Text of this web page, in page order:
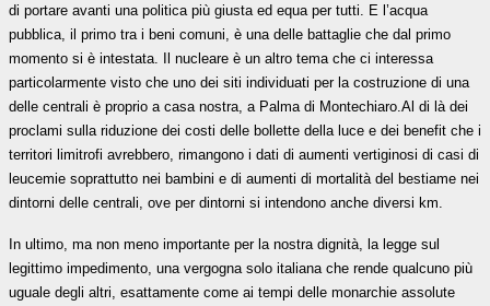
di portare avanti una politica più giusta ed equa per tutti. E l’acqua
pubblica, il primo tra i beni comuni, è una delle battaglie che dal primo
momento si è intestata.
Il nucleare è un altro tema che ci interessa
particolarmente visto che uno dei siti individuati per la costruzione di una
delle centrali è proprio a casa nostra, a Palma di Montechiaro. Al di là dei
proclami sulla riduzione dei costi delle bollette della luce e dei benefit che i
territori limitrofi avrebbero, rimangono i dati di aumenti vertiginosi di casi di
leucemie soprattutto nei bambini e di aumenti di mortalità del bestiame nei
dintorni delle centrali, ove per dintorni si intendono anche diversi km.
In ultimo, ma non meno importante per la nostra dignità, la legge sul
legittimo impedimento, una vergogna solo italiana che rende qualcuno più
uguale degli altri, esattamente come ai tempi delle monarchie assolute